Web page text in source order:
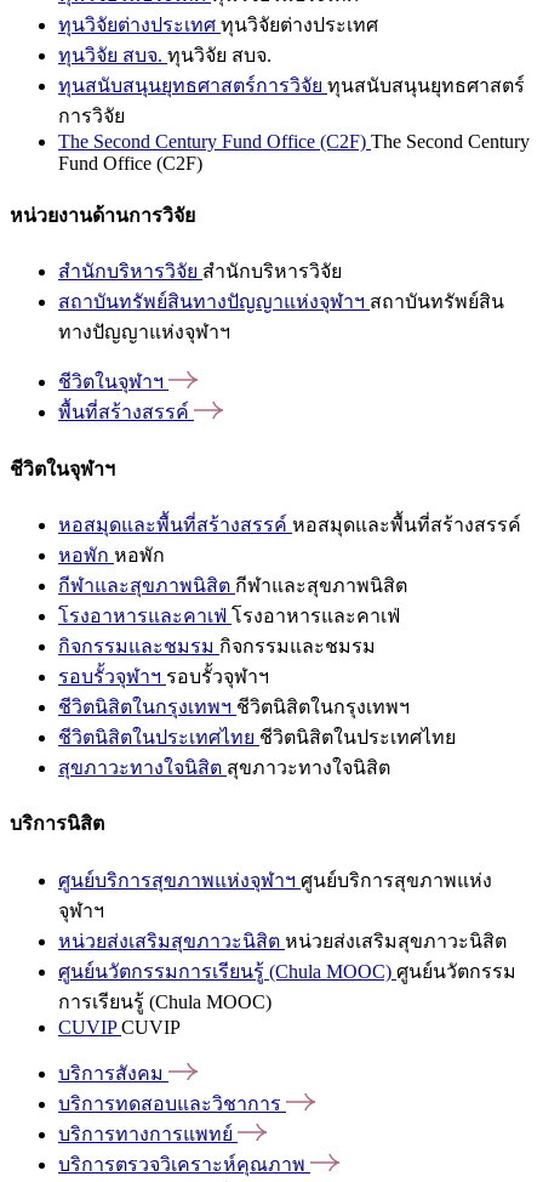
ทุนวิจัยต่างประเทศ ทุนวิจัยต่างประเทศ
ทุนวิจัย สบจ. ทุนวิจัย สบจ.
ทุนสนับสนุนยุทธศาสตร์การวิจัย ทุนสนับสนุนยุทธศาสตร์
การวิจัย
The Second Century Fund Office (C2F) The Second Century
Fund Office (C2F)
หน่วยงานด้านการวิจัย
สำนักบริหารวิจัย สำนักบริหารวิจัย
สถาบันทรัพย์สินทางปัญญาแห่งจุฬาฯ สถาบันทรัพย์สิน
ทางปัญญาแห่งจุฬาฯ
ชีวิตในจุฬาฯ
พื้นที่สร้างสรรค์
ชีวิตในจุฬาฯ
หอสมุดและพื้นที่สร้างสรรค์ หอสมุดและพื้นที่สร้างสรรค์
หอพัก หอพัก
กีฬาและสุขภาพนิสิต กีฬาและสุขภาพนิสิต
โรงอาหารและคาเฟ่ โรงอาหารและคาเฟ่
กิจกรรมและชมรม กิจกรรมและชมรม
รอบรั้วจุฬาฯ รอบรั้วจุฬาฯ
ชีวิตนิสิตในกรุงเทพฯ ชีวิตนิสิตในกรุงเทพฯ
ชีวิตนิสิตในประเทศไทย ชีวิตนิสิตในประเทศไทย
สุขภาวะทางใจนิสิต สุขภาวะทางใจนิสิต
บริการนิสิต
ศูนย์บริการสุขภาพแห่งจุฬาฯ ศูนย์บริการสุขภาพแห่ง
จุฬาฯ
หน่วยส่งเสริมสุขภาวะนิสิต หน่วยส่งเสริมสุขภาวะนิสิต
ศูนย์นวัตกรรมการเรียนรู้ (Chula MOOC) ศูนย์นวัตกรรม
การเรียนรู้ (Chula MOOC)
CUVIPCUVIP
บริการสังคม
บริการทดสอบและวิชาการ
บริการทางการแพทย์
บริการตรวจวิเคราะห์คุณภาพ